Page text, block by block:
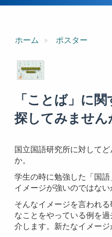
ホーム ポスター
「ことば」に
探してみません
国立国語研究所に対して
か。
学生の時に勉強した「国
イメージが強いのではない
そんなイメージを言われ
なことをやっている例を
介します。新たなイメージ